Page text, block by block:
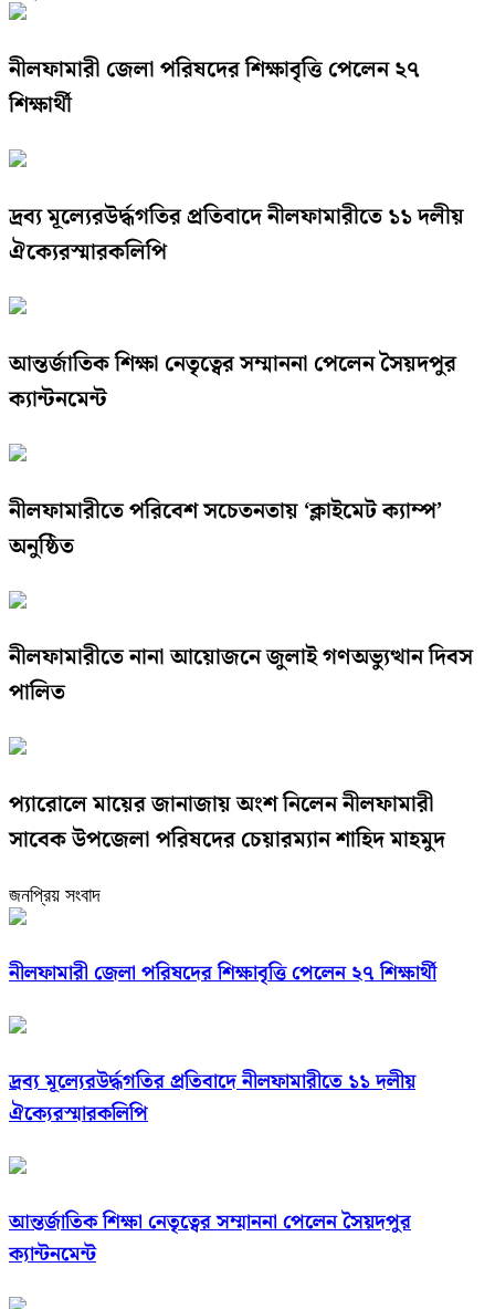
নীলফামারী জেলা পরিষদের শিক্ষাবৃত্তি পেলেন ২৭
শিক্ষার্থী
দ্রব্য মূল্যেরউর্দ্ধগতির প্রতিবাদে নীলফামারীতে ১১ দলীয়
ঐক্যেরস্মারকলিপি
আন্তর্জাতিক শিক্ষা নেতৃত্বের সম্মাননা পেলেন সৈয়দপুর
ক্যান্টনমেন্ট
নীলফামারীতে পরিবেশ সচেতনতায় ‘ক্লাইমেট ক্যাম্প’
অনুষ্ঠিত
নীলফামারীতে নানা আয়োজনে জুলাই গণঅভ্যুত্থান দিবস
পালিত
প্যারোলে মায়ের জানাজায় অংশ নিলেন নীলফামারী
সাবেক উপজেলা পরিষদের চেয়ারম্যান শাহিদ মাহমুদ
জনপ্রিয় সংবাদ
নীলফামারী জেলা পরিষদের শিক্ষাবৃত্তি পেলেন ২৭ শিক্ষার্থী
দ্রব্য মূল্যেরউর্দ্ধগতির প্রতিবাদে নীলফামারীতে ১১ দলীয়
ঐক্যেরস্মারকলিপি
আন্তর্জাতিক শিক্ষা নেতৃত্বের সম্মাননা পেলেন সৈয়দপুর
ক্যান্টনমেন্ট